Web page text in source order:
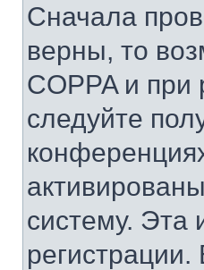
Сначала
верны, то
COPPA и при
следуйте
систему. Эта